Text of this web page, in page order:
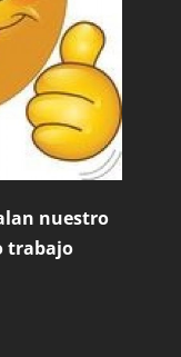
nuestro
trabajo